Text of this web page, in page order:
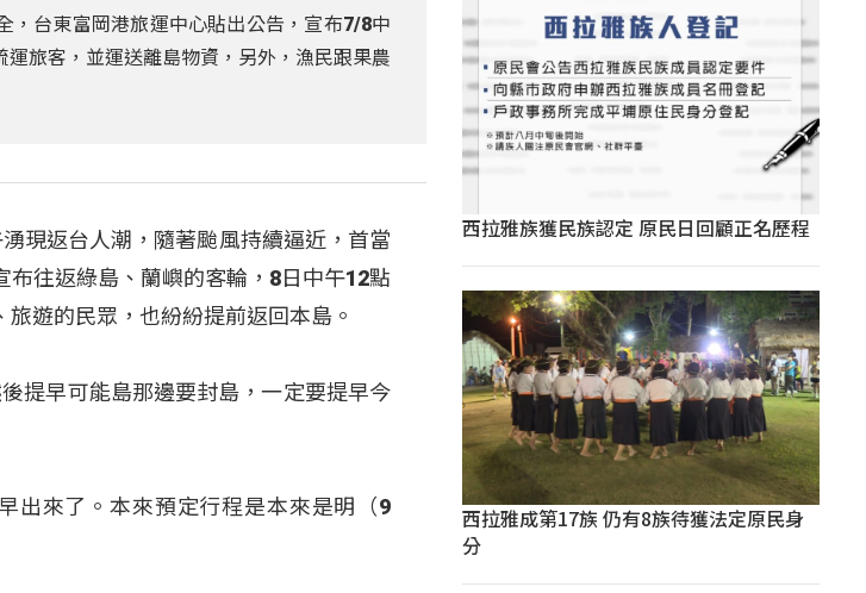
，台東富岡港旅運中心貼出公告，宣布7/8中
旅客，並運送離島物資，另外，漁民跟果農
現返台人潮，隨著颱風持續逼近，首當
往返綠島、蘭嶼的客輪，8日中午12點
遊的民眾，也紛紛提前返回本島。
提早可能島那邊要封島，一定要提早今
出來了。本來預定行程是本來是明（9
西拉雅族獲民族認定 原民日回顧正名歷程
西拉雅成第17族 仍有8族待獲法定原民身
分